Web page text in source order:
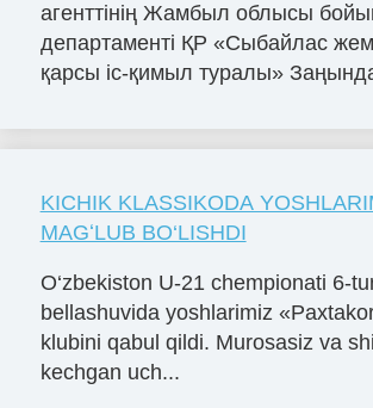
агенттінің Жамбыл облысы
департаменті ҚР «Сыбайлас
қарсы іс-қимыл туралы»
KICHIK KLASSIKODA
MAGʻLUB BO‘LISHDI
O‘zbekiston U-21 chempionati 6-
bellashuvida yoshlarimiz
klubini qabul qildi. Murosasiz va
kechgan uch...